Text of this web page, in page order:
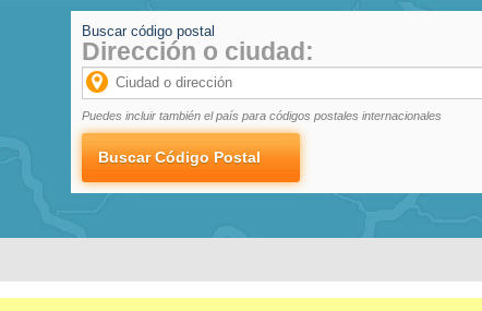
Buscar código postal
Dirección o ciudad:
Puedes incluir también el país para códigos postales internacionales